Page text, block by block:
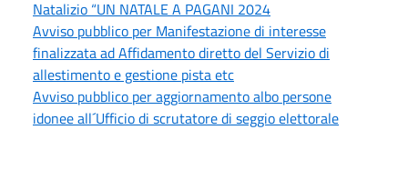
Natalizio “UN NATALE A PAGANI 2024
Avviso pubblico per Manifestazione di interesse
finalizzata ad Affidamento diretto del Servizio di
allestimento e gestione pista etc
Avviso pubblico per aggiornamento albo persone
idonee all´Ufficio di scrutatore di seggio elettorale